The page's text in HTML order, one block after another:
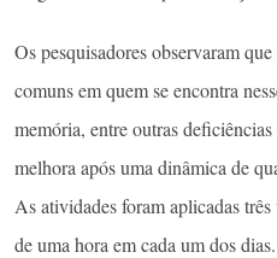
Os pesquisadores observaram
comuns em quem se encontra
memória, entre outras
melhora após uma dinâmica de
As atividades foram aplicadas
de uma hora em cada um dos dias.